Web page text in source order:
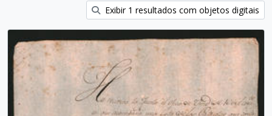
Exibir 1 resultados com objetos digitais